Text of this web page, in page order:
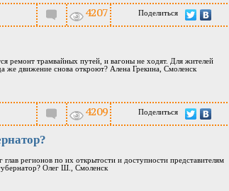
4207 Поделиться
ремонт трамвайных путей, и вагоны не ходят. Для жителей
же движение снова откроют? Алена Грекина, Смоленск
4209 Поделиться
глав регионов по их открытости и доступности представителям
Олег Ш., Смоленск